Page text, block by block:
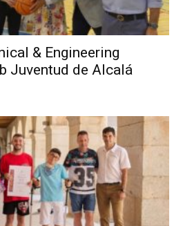
& Engineering
Juventud de Alcalá